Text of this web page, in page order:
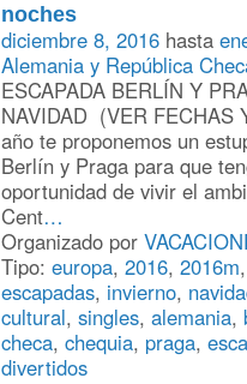
noches
diciembre 8, 2016hasta
Alemania y República
ESCAPADA BERLÍN Y
NAVIDAD (VER FECHAS
año te proponemos un
Berlín y Praga para que
oportunidad de vivir el
Cent…
Organizado por
Tipo: europa, 2016, 2016m
escapadas, invierno,
cultural, singles, alemania,
checa, chequia, praga,
divertidos